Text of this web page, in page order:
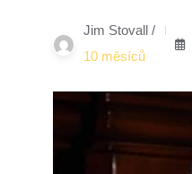
Jim Stovall /
10 měsíců